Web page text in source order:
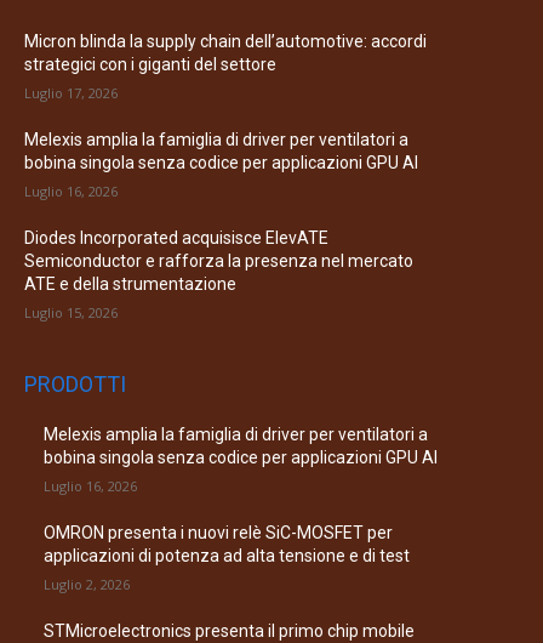
Micron blinda la supply chain dell’automotive: accordi
strategici con i giganti del settore
Luglio 17, 2026
Melexis amplia la famiglia di driver per ventilatori a
bobina singola senza codice per applicazioni GPU AI
Luglio 16, 2026
Diodes Incorporated acquisisce ElevATE
Semiconductor e rafforza la presenza nel mercato
ATE e della strumentazione
Luglio 15, 2026
PRODOTTI
Melexis amplia la famiglia di driver per ventilatori a
bobina singola senza codice per applicazioni GPU AI
Luglio 16, 2026
OMRON presenta i nuovi relè SiC-MOSFET per
applicazioni di potenza ad alta tensione e di test
Luglio 2, 2026
STMicroelectronics presenta il primo chip mobile